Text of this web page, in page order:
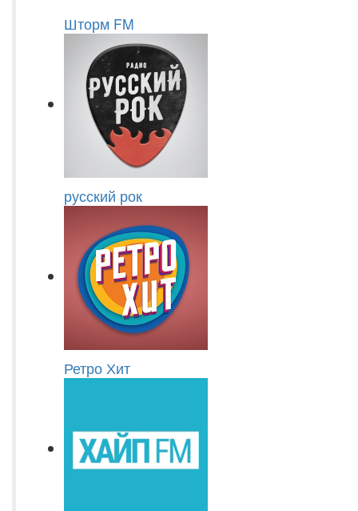
Шторм FM
русский рок
Ретро Хит